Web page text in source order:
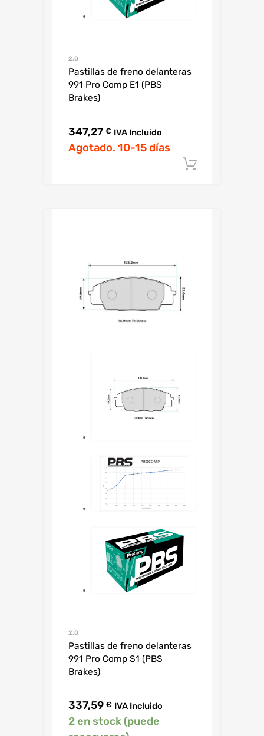
2.0
Pastillas de freno delanteras
991 Pro Comp E1 (PBS
Brakes)
347,27 € IVA Incluido
Agotado. 10-15 días
2.0
Pastillas de freno delanteras
991 Pro Comp S1 (PBS
Brakes)
337,59 € IVA Incluido
2 en stock (puede